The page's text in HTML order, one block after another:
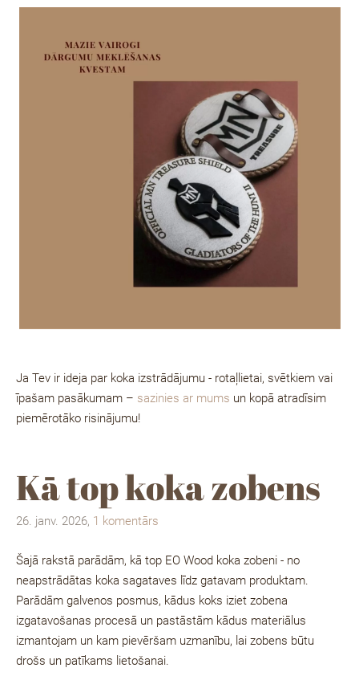
Ja Tev ir ideja par koka izstrādājumu - rotaļlietai, svētkiem vai
īpašam pasākumam – sazinies ar mums un kopā atradīsim
piemērotāko risinājumu!
Kā top koka zobens
26. janv. 2026, 1 komentārs
Šajā rakstā parādām, kā top EO Wood koka zobeni - no
neapstrādātas koka sagataves līdz gatavam produktam.
Parādām galvenos posmus, kādus koks iziet zobena
izgatavošanas procesā un pastāstām kādus materiālus
izmantojam un kam pievēršam uzmanību, lai zobens būtu
drošs un patīkams lietošanai.